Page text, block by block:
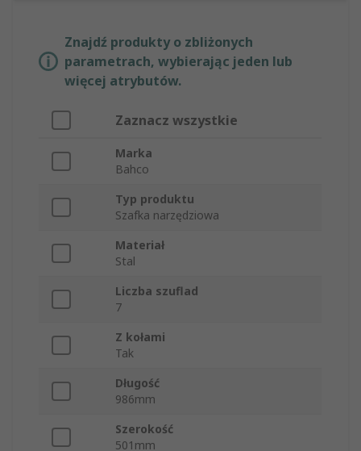
Znajdź produkty o zbliżonych
parametrach, wybierając jeden lub
więcej atrybutów.
Zaznacz wszystkie
Marka
Bahco
Typ produktu
Szafka narzędziowa
Materiał
Stal
Liczba szuflad
7
Z kołami
Tak
Długość
986mm
Szerokość
501mm